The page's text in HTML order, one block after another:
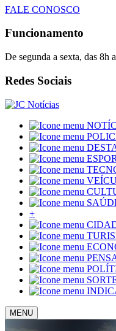
FALE CONOSCO
Funcionamento
De segunda a sexta, das 8h
Redes Sociais
+
MENU